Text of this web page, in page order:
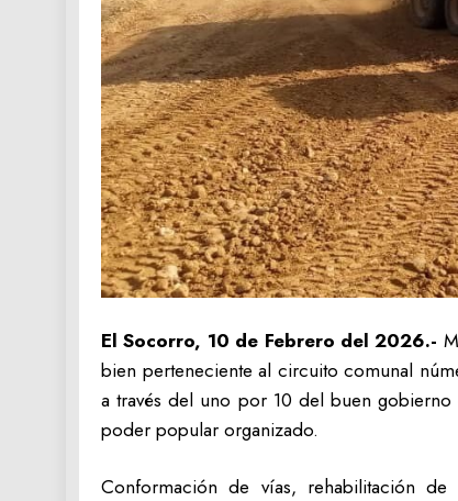
El Socorro, 10 de Febrero del 2026.-
bien perteneciente al circuito comunal
a través del uno por 10 del buen
poder popular organizado.
Conformación de vías, rehabilitación